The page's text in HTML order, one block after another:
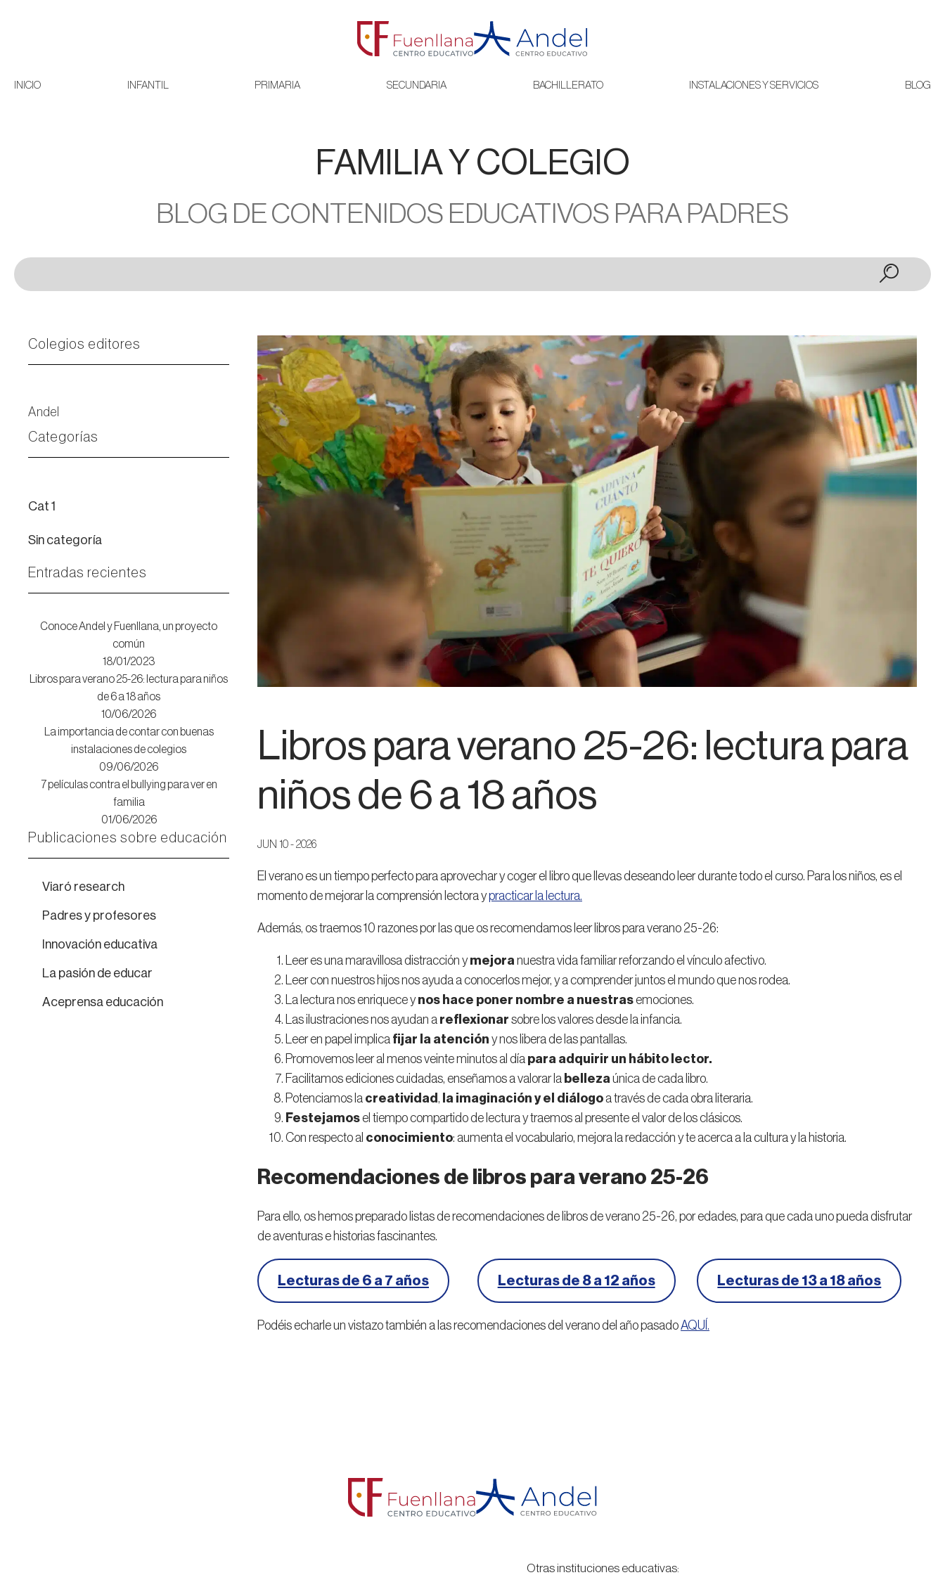
INICIO INFANTIL PRIMARIA SECUNDARIA BACHILLERATO INSTALACIONES Y SERVICIOS BLOG
FAMILIA Y COLEGIO
BLOG DE CONTENIDOS EDUCATIVOS PARA PADRES
Colegios editores
Andel
Categorías
Cat 1
Sin categoría
Entradas recientes
Conoce Andel y Fuenllana, un proyecto
común
18/01/2023
Libros para verano 25-26: lectura para niños
de 6 a 18 años
10/06/2026
La importancia de contar con buenas
instalaciones de colegios
09/06/2026
7 películas contra el bullying para ver en
familia
01/06/2026
Publicaciones sobre educación
Viaró research
Padres y profesores
Innovación educativa
La pasión de educar
Aceprensa educación
Libros para verano 25-26: lectura para
niños de 6 a 18 años
JUN 10 - 2026
El verano es un tiempo perfecto para aprovechar y coger el libro que llevas deseando leer durante todo el curso. Para los niños, es el
momento de mejorar la comprensión lectora ypracticar la lectura.
Además, os traemos 10 razones por las que os recomendamos leer libros para verano 25-26:
Leer es una maravillosa distracción ymejora nuestra vida familiar reforzando el vínculo afectivo.
Leer con nuestros hijos nos ayuda a conocerlos mejor, y a comprender juntos el mundo que nos rodea.
La lectura nos enriquece ynos hace poner nombre a nuestrasemociones.
Las ilustraciones nos ayudan a reflexionar sobre los valores desde la infancia.
Leer en papel implica fijar la atención y nos libera de las pantallas.
Promovemos leer al menos veinte minutos al día para adquirir un hábito lector.
Facilitamos ediciones cuidadas, enseñamos a valorar la belleza única de cada libro.
Potenciamos la creatividad , la imaginación y el diálogoa través de cada obra literaria.
Festejamosel tiempo compartido de lectura y traemos al presente el valor de los clásicos.
Con respecto al conocimiento: aumenta el vocabulario, mejora la redacción y te acerca a la cultura y la historia.
Recomendaciones de libros para verano 25-26
Para ello, os hemos preparado listas de recomendaciones de libros de verano 25-26, por edades, para que cada uno pueda disfrutar
de aventuras e historias fascinantes.
Lecturas de 6 a 7 años Lecturas de 8 a 12 años Lecturas de 13 a 18 años
Podéis echarle un vistazo también a las recomendaciones del verano del año pasadoAQUÍ.
Otras instituciones educativas: